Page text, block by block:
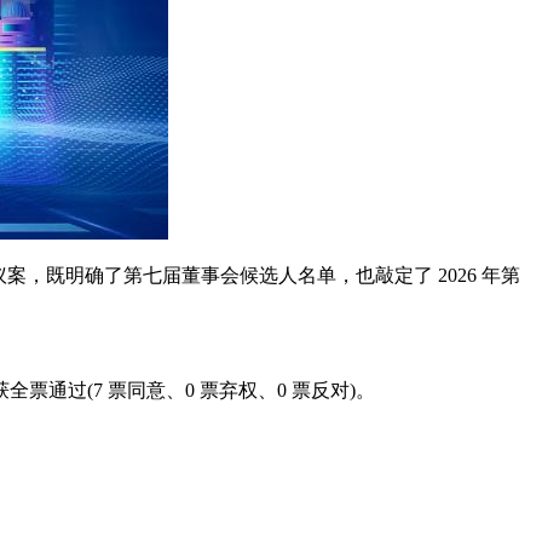
，既明确了第七届董事会候选人名单，也敲定了 2026 年第
通过(7 票同意、0 票弃权、0 票反对)。